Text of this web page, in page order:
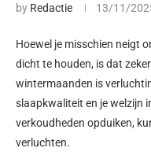
by Redactie 13/11/
Hoewel je misschien neigt
dicht te houden, is dat
wintermaanden is
slaapkwaliteit en je welzijn
verkoudheden opduiken,
verluchten.